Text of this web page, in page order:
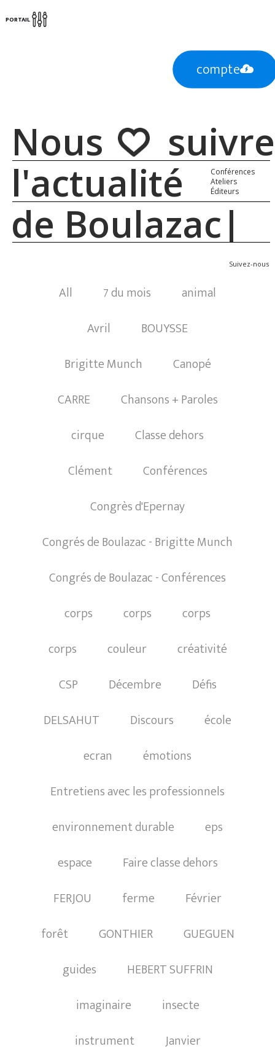
PORTAIL
compte
Nous suivre
l'actualité
de Boulazac
Conférences
Ateliers
Éditeurs
Suivez-nous
All 7 du mois
animal
Avril
BOUYSSE
Brigitte Munch
Canopé
CARRE
Chansons + Paroles
cirque
Classe dehors
Clément
Conférences
Congrès d'Epernay
Congrés de Boulazac - Brigitte Munch
Congrés de Boulazac - Conférences
corps
corps
corps
corps
couleur
créativité
CSP
Décembre
Défis
DELSAHUT
Discours
école
ecran
émotions
Entretiens avec les professionnels
environnement durable
eps
espace
Faire classe dehors
FERJOU
ferme
Février
forêt
GONTHIER
GUEGUEN
guides
HEBERT SUFFRIN
imaginaire
insecte
instrument
Janvier